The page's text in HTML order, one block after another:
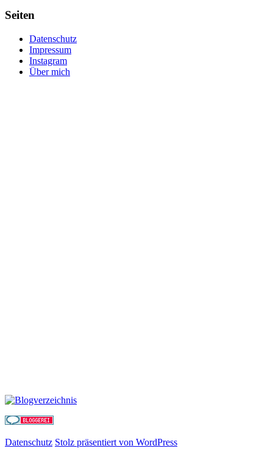
Seiten
Datenschutz
Impressum
Instagram
Über mich
Datenschutz Stolz präsentiert von WordPress